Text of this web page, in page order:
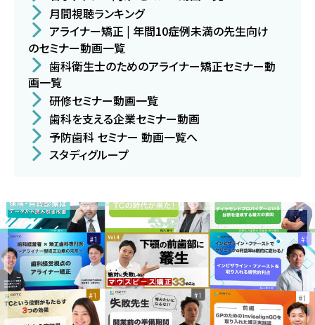
月間視聴ランキング
アライナー矯正 | 年間10症例未満の先生向け
のセミナー動画一覧
歯科衛生士のためのアライナー矯正セミナー動
画一覧
研修セミナー動画一覧
歯科を支える企業セミナー動画
予防歯科 セミナー 動画一覧へ
スタディグループ